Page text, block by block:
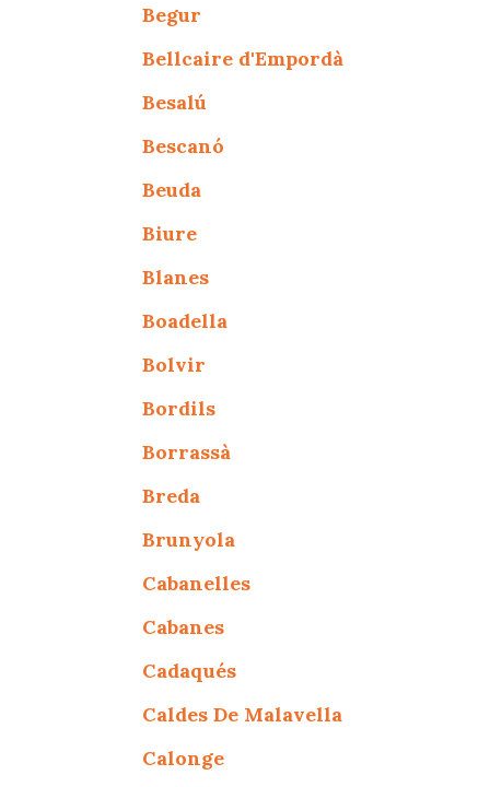
Begur
Bellcaire d'Empordà
Besalú
Bescanó
Beuda
Biure
Blanes
Boadella
Bolvir
Bordils
Borrassà
Breda
Brunyola
Cabanelles
Cabanes
Cadaqués
Caldes De Malavella
Calonge